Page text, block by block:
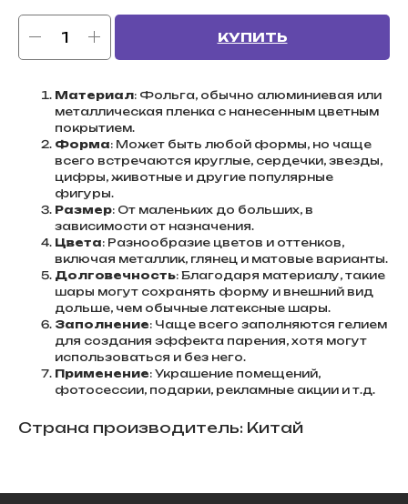
КУПИТЬ
Материал: Фольга, обычно алюминиевая или
металлическая пленка с нанесенным цветным
покрытием.
Форма: Может быть любой формы, но чаще
всего встречаются круглые, сердечки, звезды,
цифры, животные и другие популярные
фигуры.
Размер: От маленьких до больших, в
зависимости от назначения.
Цвета: Разнообразие цветов и оттенков,
включая металлик, глянец и матовые варианты.
Долговечность: Благодаря материалу, такие
шары могут сохранять форму и внешний вид
дольше, чем обычные латексные шары.
Заполнение: Чаще всего заполняются гелием
для создания эффекта парения, хотя могут
использоваться и без него.
Применение: Украшение помещений,
фотосессии, подарки, рекламные акции и т.д.
Страна производитель: Китай